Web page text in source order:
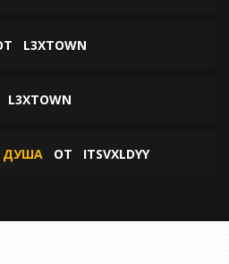
L3XTOWN
L3XTOWN
ДУША ОТ ITSVXLDYY